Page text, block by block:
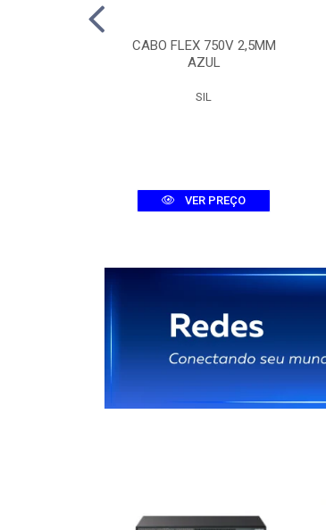
CABO FLEX 750V 2,5MM
AZUL
SIL
VER PREÇO